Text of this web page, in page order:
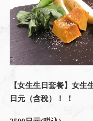
【女生生日套餐】女
日元（含稅）！ ！